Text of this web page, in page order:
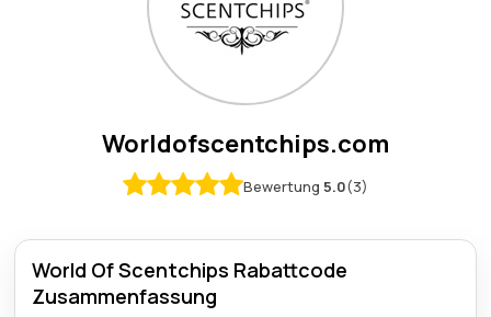
Worldofscentchips.com
Bewertung 5.0(3)
World Of Scentchips Rabattcode
Zusammenfassung